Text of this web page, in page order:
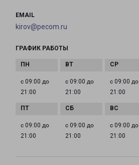
EMAIL
kirov@pecom.ru
ГРАФИК РАБОТЫ
с 09:00 до
21:00
с 09:00 до
21:00
с 09:00 до
21:00
с 09:00 до
21:00
с 09:00 до
21:00
с 09:00 до
21:00